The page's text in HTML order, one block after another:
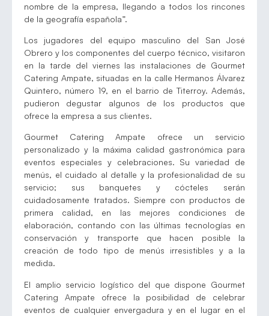
nombre de la empresa, llegando a todos los rincones
de la geografía española”.
Los jugadores del equipo masculino del San José
Obrero y los componentes del cuerpo técnico, visitaron
en la tarde del viernes las instalaciones de Gourmet
Catering Ampate, situadas en la calle Hermanos Álvarez
Quintero, número 19, en el barrio de Titerroy. Además,
pudieron degustar algunos de los productos que
ofrece la empresa a sus clientes.
Gourmet Catering Ampate ofrece un servicio
personalizado y la máxima calidad gastronómica para
eventos especiales y celebraciones. Su variedad de
menús, el cuidado al detalle y la profesionalidad de su
servicio; sus banquetes y cócteles serán
cuidadosamente tratados. Siempre con productos de
primera calidad, en las mejores condiciones de
elaboración, contando con las últimas tecnologías en
conservación y transporte que hacen posible la
creación de todo tipo de menús irresistibles y a la
medida.
El amplio servicio logístico del que dispone Gourmet
Catering Ampate ofrece la posibilidad de celebrar
eventos de cualquier envergadura y en el lugar en el